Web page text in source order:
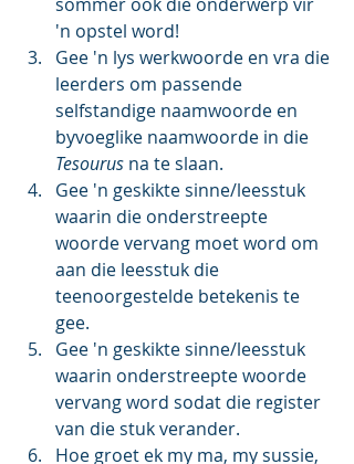
'n opstel word!
Gee 'n lys werkwoorde en vra die
leerders om passende
selfstandige naamwoorde en
byvoeglike naamwoorde in die
Tesourus na te slaan.
Gee 'n geskikte sinne/leesstuk
waarin die onderstreepte
woorde vervang moet word om
aan die leesstuk die
teenoorgestelde betekenis te
gee.
Gee 'n geskikte sinne/leesstuk
waarin onderstreepte woorde
vervang word sodat die register
van die stuk verander.
Hoe groet ek my ma, my sussie,